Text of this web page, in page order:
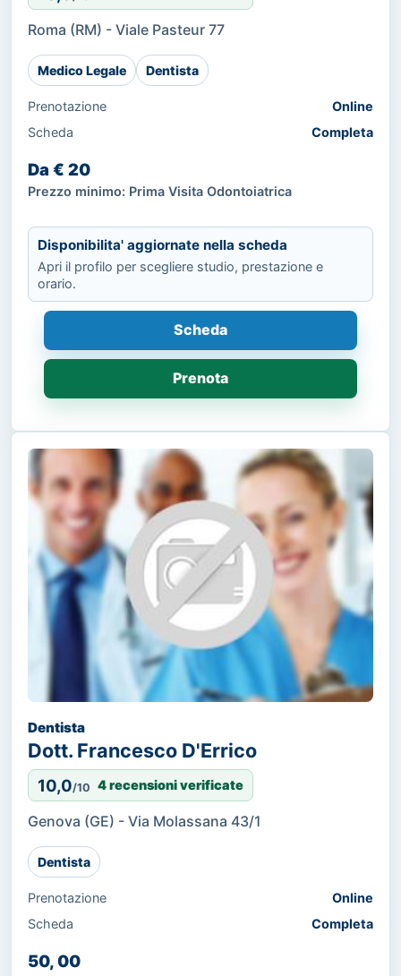
Roma (RM) - Viale Pasteur 77
Medico Legale Dentista
Prenotazione
Online
Scheda
Completa
Da € 20
Prezzo minimo: Prima Visita Odontoiatrica
Disponibilita' aggiornate nella scheda
Apri il profilo per scegliere studio, prestazione e
orario.
Scheda
Prenota
Dentista
Dott. Francesco D'Errico
10,0/10 4 recensioni verificate
Genova (GE) - Via Molassana 43/1
Dentista
Prenotazione
Online
Scheda
Completa
50, 00